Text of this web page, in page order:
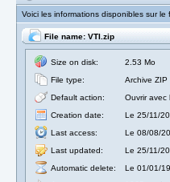
Voici les informations disponibles sur le
File name: VTI.zip
Size on disk:
2.53 Mo
File type:
Archive ZIP
Default action:
Ouvrir avec
Creation date:
Le 25/11/
Last access:
Le 08/08/
Last updated:
Le 25/11/
Automatic delete:
Le 01/01/